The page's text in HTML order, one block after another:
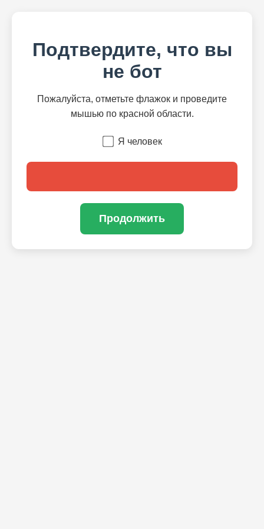
Подтвердите, что вы
не бот
Пожалуйста, отметьте флажок и проведите
мышью по красной области.
Я человек
Продолжить